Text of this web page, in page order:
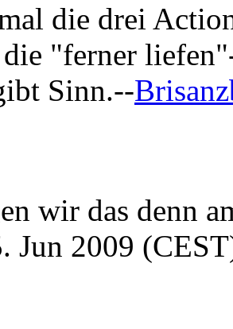
die drei
"ferner
Sinn.--
wir das denn
Jun 2009